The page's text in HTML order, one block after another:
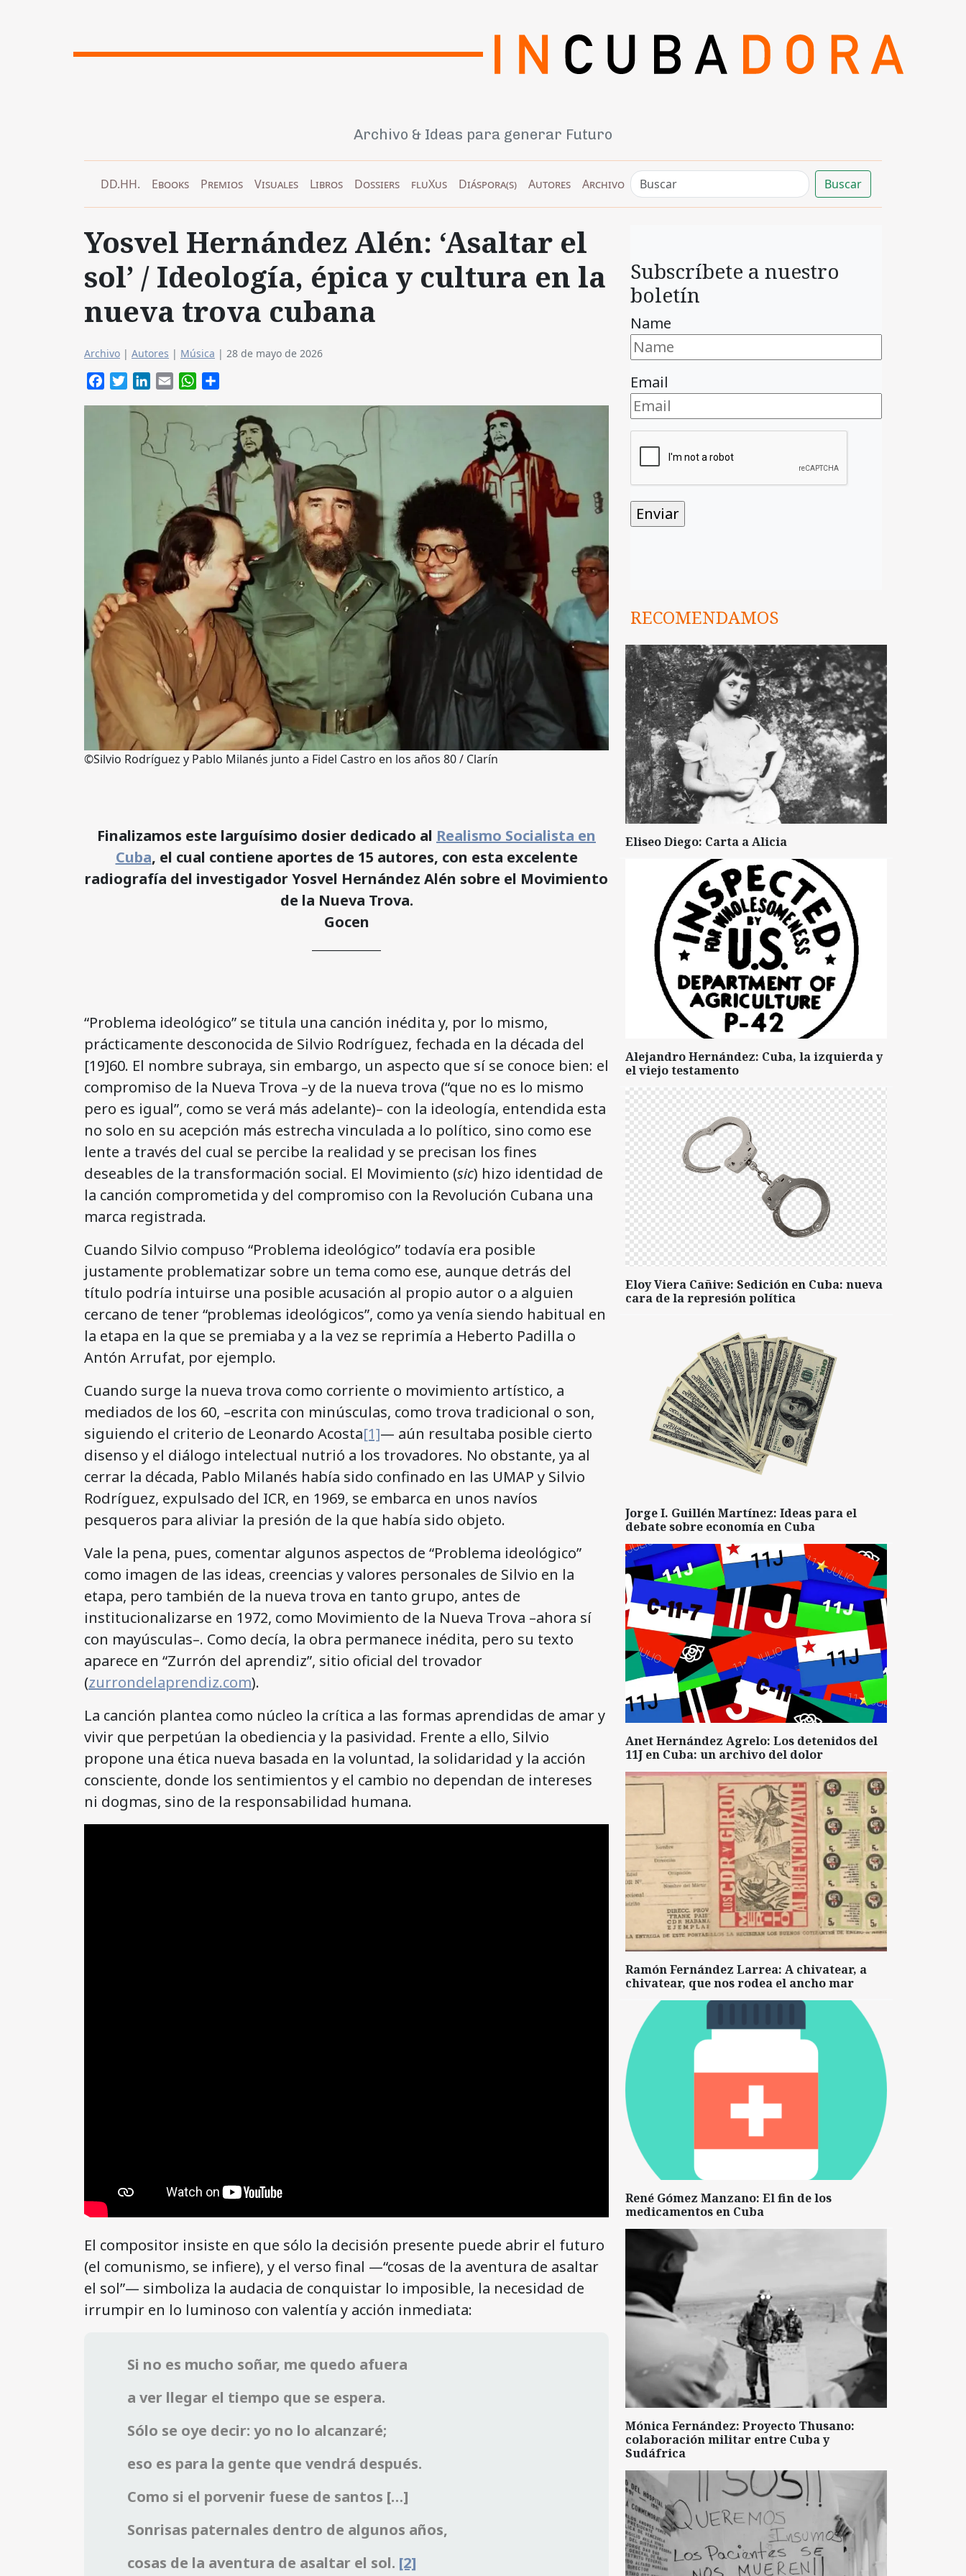
Archivo & Ideas para generar Futuro
DD.HH. Ebooks Premios Visuales Libros Dossiers fluXus Diáspora(s) Autores Archivo Buscar
Yosvel Hernández Alén: ‘Asaltar el
sol’ / Ideología, épica y cultura en la
nueva trova cubana
Archivo | Autores | Música | 28 de mayo de 2026
FacebookTwitterLinkedIn
Email WhatsApp
©Silvio Rodríguez y Pablo Milanés junto a Fidel Castro en los años 80 / Clarín
Finalizamos este larguísimo dosier dedicado al Realismo Socialista en
Cuba, el cual contiene aportes de 15 autores, con esta excelente
radiografía del investigador Yosvel Hernández Alén sobre el Movimiento
de la Nueva Trova.
Gocen
“Problema ideológico” se titula una canción inédita y, por lo mismo,
prácticamente desconocida de Silvio Rodríguez, fechada en la década del
[19]60. El nombre subraya, sin embargo, un aspecto que sí se conoce bien: el
compromiso de la Nueva Trova –y de la nueva trova (“que no es lo mismo
pero es igual”, como se verá más adelante)– con la ideología, entendida esta
no solo en su acepción más estrecha vinculada a lo político, sino como ese
lente a través del cual se percibe la realidad y se precisan los fines
deseables de la transformación social. El Movimiento (sic) hizo identidad de
la canción comprometida y del compromiso con la Revolución Cubana una
marca registrada.
Cuando Silvio compuso “Problema ideológico” todavía era posible
justamente problematizar sobre un tema como ese, aunque detrás del
título podría intuirse una posible acusación al propio autor o a alguien
cercano de tener “problemas ideológicos”, como ya venía siendo habitual en
la etapa en la que se premiaba y a la vez se reprimía a Heberto Padilla o
Antón Arrufat, por ejemplo.
Cuando surge la nueva trova como corriente o movimiento artístico, a
mediados de los 60, –escrita con minúsculas, como trova tradicional o son,
siguiendo el criterio de Leonardo Acosta[1]— aún resultaba posible cierto
disenso y el diálogo intelectual nutrió a los trovadores. No obstante, ya al
cerrar la década, Pablo Milanés había sido confinado en las UMAP y Silvio
Rodríguez, expulsado del ICR, en 1969, se embarca en unos navíos
pesqueros para aliviar la presión de la que había sido objeto.
Vale la pena, pues, comentar algunos aspectos de “Problema ideológico”
como imagen de las ideas, creencias y valores personales de Silvio en la
etapa, pero también de la nueva trova en tanto grupo, antes de
institucionalizarse en 1972, como Movimiento de la Nueva Trova –ahora sí
con mayúsculas–. Como decía, la obra permanece inédita, pero su texto
aparece en “Zurrón del aprendiz”, sitio oficial del trovador
(zurrondelaprendiz.com).
La canción plantea como núcleo la crítica a las formas aprendidas de amar y
vivir que perpetúan la obediencia y la pasividad. Frente a ello, Silvio
propone una ética nueva basada en la voluntad, la solidaridad y la acción
consciente, donde los sentimientos y el cambio no dependan de intereses
ni dogmas, sino de la responsabilidad humana.
El compositor insiste en que sólo la decisión presente puede abrir el futuro
(el comunismo, se infiere), y el verso final —“cosas de la aventura de asaltar
el sol”— simboliza la audacia de conquistar lo imposible, la necesidad de
irrumpir en lo luminoso con valentía y acción inmediata:
Si no es mucho soñar, me quedo afuera
a ver llegar el tiempo que se espera.
Sólo se oye decir: yo no lo alcanzaré;
eso es para la gente que vendrá después.
Como si el porvenir fuese de santos […]
Sonrisas paternales dentro de algunos años,
cosas de la aventura de asaltar el sol. [2]
Subscríbete a nuestro
boletín
Name
Email
RECOMENDAMOS
Eliseo Diego: Carta a Alicia
Alejandro Hernández: Cuba, la izquierda y
el viejo testamento
Eloy Viera Cañive: Sedición en Cuba: nueva
cara de la represión política
Jorge I. Guillén Martínez: Ideas para el
debate sobre economía en Cuba
Anet Hernández Agrelo: Los detenidos del
11J en Cuba: un archivo del dolor
Ramón Fernández Larrea: A chivatear, a
chivatear, que nos rodea el ancho mar
René Gómez Manzano: El fin de los
medicamentos en Cuba
Mónica Fernández: Proyecto Thusano:
colaboración militar entre Cuba y
Sudáfrica